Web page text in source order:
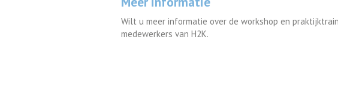
Wilt u meer informatie over de workshop en
medewerkers van H2K.